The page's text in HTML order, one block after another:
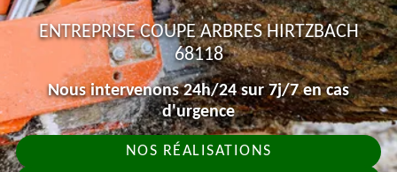
ENTREPRISE COUPE ARBRES HIRTZBACH
68118
Nous intervenons 24h/24 sur 7j/7 en cas
d'urgence
NOS RÉALISATIONS